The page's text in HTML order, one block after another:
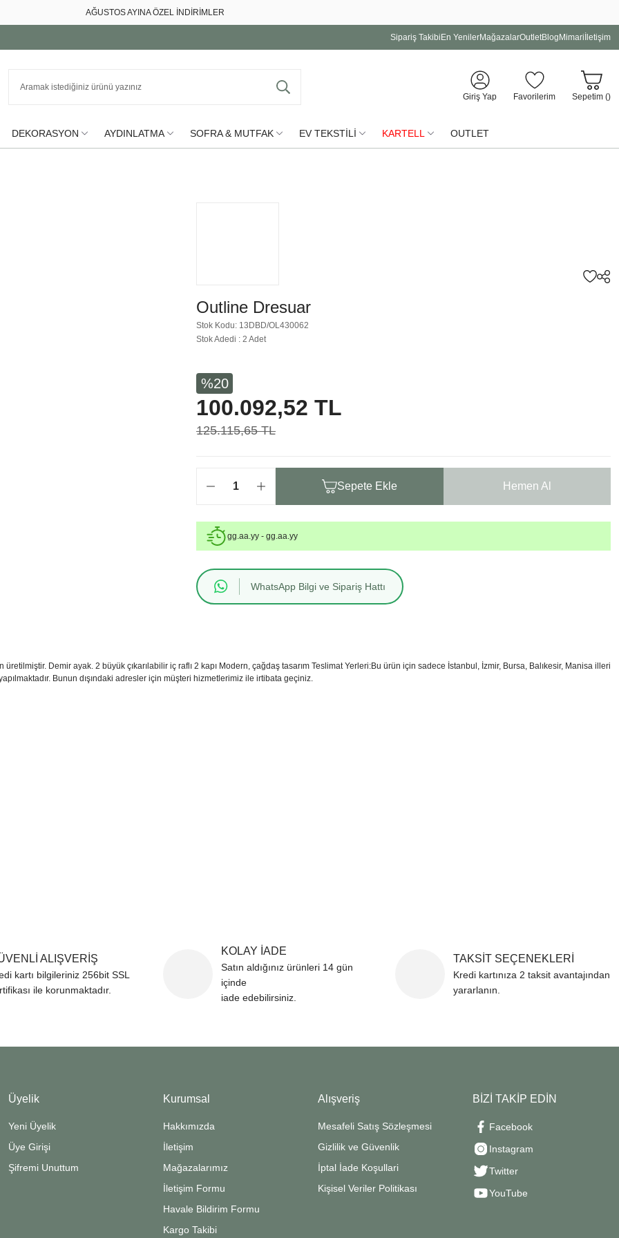
AĞUSTOS AYINA ÖZEL İNDİRİMLER
Sipariş Takibi En YenilerMağazalarOutletBlog Mimari İletişim
Giriş Yap Favorilerim Sepetim ()
DEKORASYON AYDINLATMA SOFRA & MUTFAK EV TEKSTİLİ KARTELL OUTLET
Outline Dresuar
Stok Kodu: 13DBD/OL430062
Stok Adedi : 2 Adet
%20
100.092,52 TL
125.115,65 TL
Sepete Ekle Hemen Al
gg.aa.yy - gg.aa.yy
WhatsApp Bilgi ve Sipariş Hattı
üretilmiştir. Demir ayak. 2 büyük çıkarılabilir iç raflı 2 kapı Modern, çağdaş tasarım Teslimat Yerleri:Bu ürün için sadece İstanbul, İzmir, Bursa, Balıkesir, Manisa illeri
Bunun dışındaki adresler için müşteri hizmetlerimiz ile irtibata geçiniz.
ALIŞVERİŞ
kartı bilgileriniz 256bit SSL
ile korunmaktadır.
KOLAY İADE
Satın aldığınız ürünleri 14 gün
içinde
iade edebilirsiniz.
TAKSİT SEÇENEKLERİ
Kredi kartınıza 2 taksit avantajından
yararlanın.
Üyelik
Yeni Üyelik
Üye Girişi
Şifremi Unuttum
Kurumsal
Hakkımızda
İletişim
Mağazalarımız
İletişim Formu
Havale Bildirim Formu
Kargo Takibi
Alışveriş
Mesafeli Satış Sözleşmesi
Gizlilik ve Güvenlik
İptal İade Koşullari
Kişisel Veriler Politikası
BİZİ TAKİP EDİN
Facebook
Instagram
Twitter
YouTube